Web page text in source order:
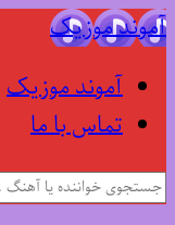
آموند موزیک
آموند موزیک
تماس با ما